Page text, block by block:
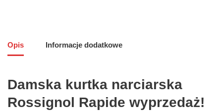
Opis Informacje dodatkowe
Damska kurtka narciarska
Rossignol Rapide wyprzedaż!